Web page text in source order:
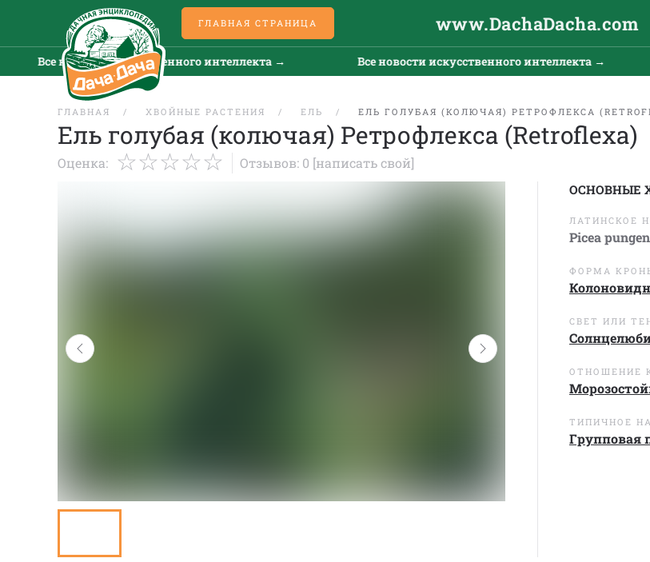
ГЛАВНАЯ СТРАНИЦА www.DachaDacha.com
Все новости искусственного интеллекта → Все новости искусственного интеллекта →
ГЛАВНАЯ ХВОЙНЫЕ РАСТЕНИЯ ЕЛЬ ЕЛЬ ГОЛУБАЯ (КОЛЮЧАЯ) РЕТРОФЛЕКСА
Ель голубая (колючая) Ретрофлекса (Retroflexa)
Оценка: Отзывов: 0 [написать свой]
ОСНОВНЫЕ
ЛАТИНСКОЕ
Picea
ФОРМА
СВЕТ ИЛИ
ОТНОШЕНИЕ
ТИПИЧНОЕ
Групповая